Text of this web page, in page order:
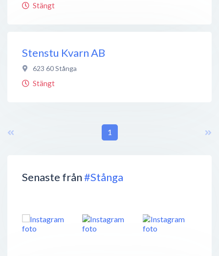
Senaste från#Stånga
Stängt
Stenstu Kvarn AB
623 60Stånga
Stängt
1